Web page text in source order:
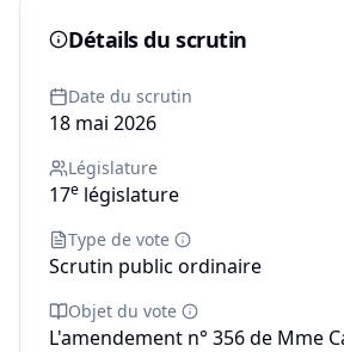
Détails du scrutin
Date du scrutin
18 mai 2026
Législature
17e législature
Type de vote
Scrutin public ordinaire
Objet du vote
L'amendement n° 356 de Mme